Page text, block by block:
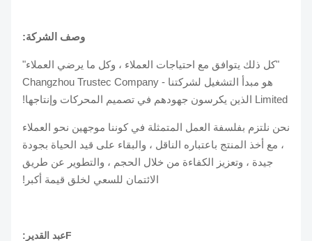
وصف الشركة:
"كل ذلك يتوافق مع احتياجات العملاء ، وكل ما يرضي العملاء"
هو مبدأ التشغيل لشركتنا - Changzhou Trustec Company
Limited الذين يكرسون جهودهم في تصميم المحركات وإنتاجها!
نحن نلتزم بفلسفة العمل المتمثلة في كوننا موجهين نحو العملاء
، مع أخذ المنتج باعتباره الناقل ، والبقاء على قيد الحياة بجودة
جيدة ، وتعزيز الكفاءة من خلال الحجم ، والتطوير عن طريق
الائتمان للسعي لخلق قيمة أكبر!
عبد القدير: